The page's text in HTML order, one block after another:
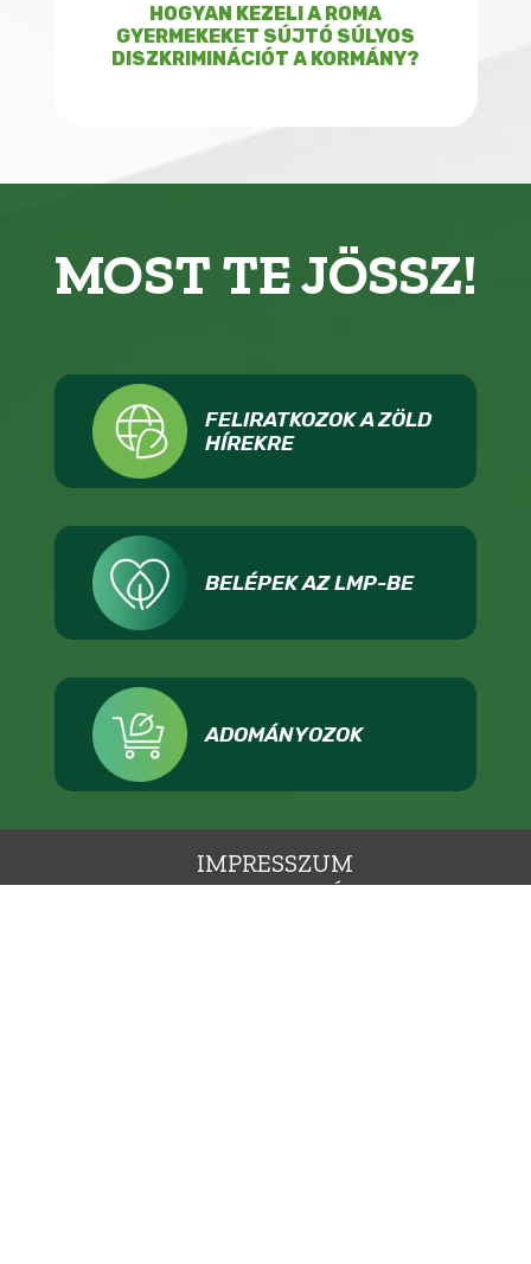
HOGYAN KEZELI A ROMA
GYERMEKEKET SÚJTÓ SÚLYOS
DISZKRIMINÁCIÓT A KORMÁNY?
MOST TE JÖSSZ!
FELIRATKOZOK A ZÖLD
HÍREKRE
BELÉPEK AZ LMP-BE
ADOMÁNYOZOK
IMPRESSZUM
ADATKEZELÉS